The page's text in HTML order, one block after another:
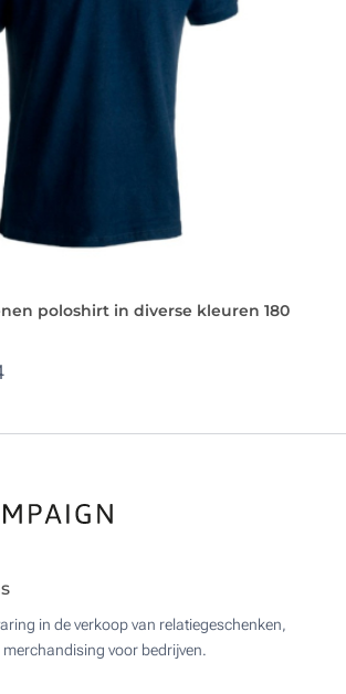
poloshirt in diverse kleuren 180
in de verkoop van relatiegeschenken,
voor bedrijven.